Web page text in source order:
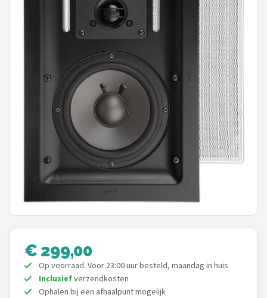
POPULAIRE MERKEN
Power Dynamics
Soundskins
Teufel
ArtSound
AquaSound
Fenton
Dali
Ultimea
€ 299,00
Op voorraad. Voor 23:00 uur besteld, maandag in huis
Inclusiefverzendkosten
Ophalen bij een afhaalpunt mogelijk